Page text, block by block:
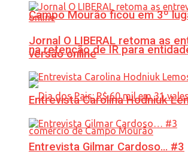
Campo Mourão ficou em 3º
na retenção de IR para
Jornal O LIBERAL retoma as
versão online
Entrevista Carolina Hodniuk
Entrevista Gilmar Cardoso… #3